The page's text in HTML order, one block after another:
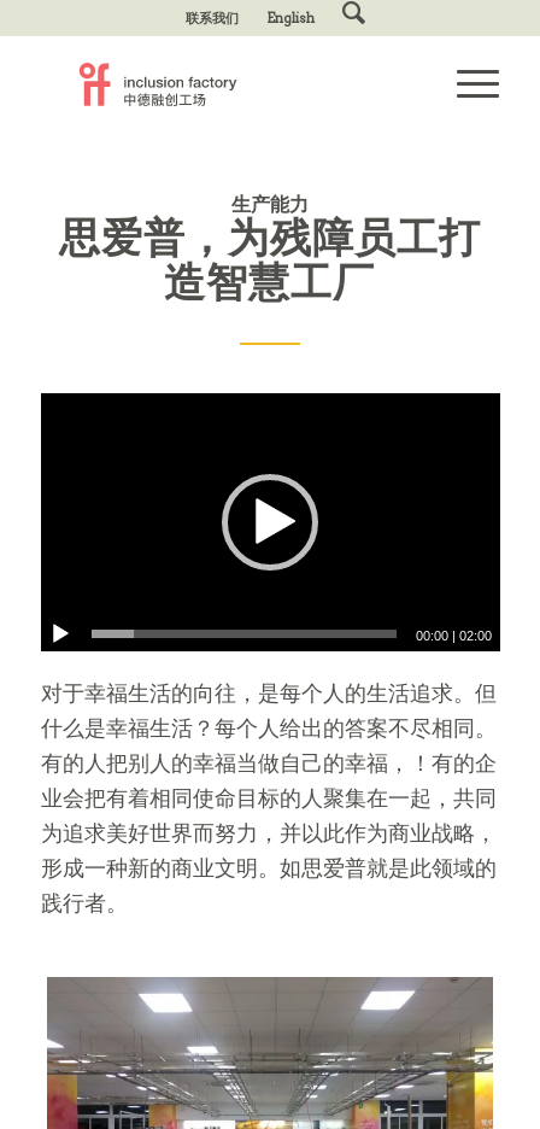
联系我们 English
生产能力
思爱普，为残障员工打
造智慧工厂
00:00 |02:00
对于幸福生活的向往，是每个人的生活追求。但
什么是幸福生活？每个人给出的答案不尽相同。
有的人把别人的幸福当做自己的幸福，！有的企
业会把有着相同使命目标的人聚集在一起，共同
为追求美好世界而努力，并以此作为商业战略，
形成一种新的商业文明。如思爱普就是此领域的
践行者。